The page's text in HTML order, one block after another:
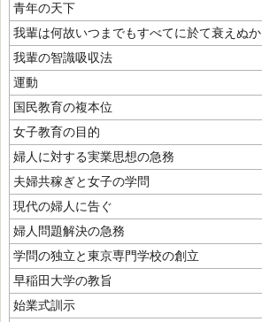
青年の天下
我輩は何故いつまでもすべてに於て衰えぬか
我輩の智識吸収法
運動
国民教育の複本位
女子教育の目的
婦人に対する実業思想の急務
夫婦共稼ぎと女子の学問
現代の婦人に告ぐ
婦人問題解決の急務
学問の独立と東京専門学校の創立
早稲田大学の教旨
始業式訓示